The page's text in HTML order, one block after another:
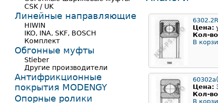
Цена:
Кол-
В
Цена:
Кол-
В
CSK / UK
Линейные направляющие
HIWIN
IKO, INA, SKF, BOSCH
Комплект
Обгонные муфты
Stieber
Другие производители
Антифрикционные
покрытия MODENGY
Опорные ролики